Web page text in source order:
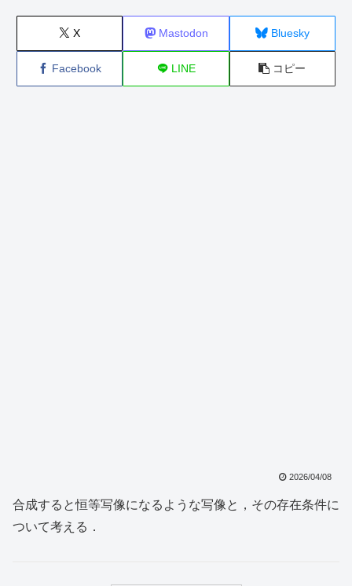
X Mastodon Bluesky
Facebook LINE コピー
2026/04/08
合成すると恒等写像になるような写像と，その存在条件に
ついて考える．